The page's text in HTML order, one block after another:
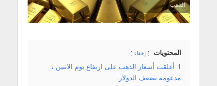
الذهب
المحتويات إخفاء
1 أغلقت أسعار الذهب على ارتفاع يوم الاثنين ،
مدعومة بضعف الدولار.